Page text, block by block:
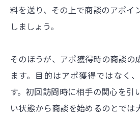
料を送り、その上で商談のアポイ
しましょう。
そのほうが、アポ獲得時の商談の
ます。目的はアポ獲得ではなく
す。初回訪問時に相手の関心を引
い状態から商談を始めるのとでは